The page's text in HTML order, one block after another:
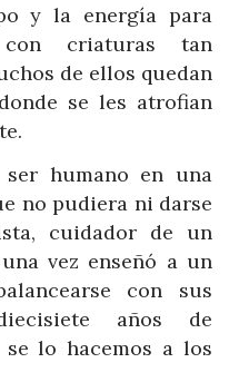
y la energía para
criaturas tan
de ellos quedan
se les atrofian
humano en una
no pudiera ni darse
cuidador de un
vez enseñó a un
con sus
años de
se lo hacemos a los